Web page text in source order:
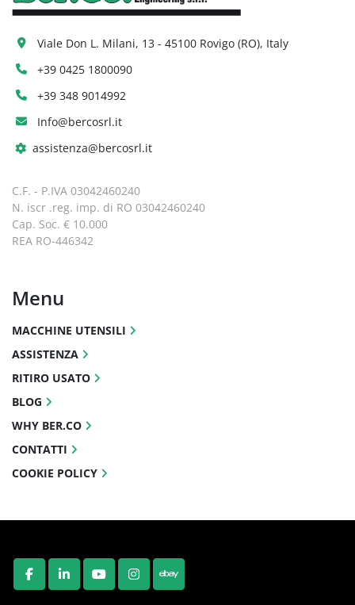
FACEBOOK
LINKEDINYOUTUBEINSTAGRAM
EBAY
Viale Don L. Milani, 13 - 45100 Rovigo (RO), Italy
+39 0425 1800090
+39 348 9014992
Info@bercosrl.it
assistenza@bercosrl.it
C.F. - P.IVA 03042460240
N. iscr .reg. imp. di RO 03042460240
Cap. Soc. € 10.000
REA RO-446342
Menu
MACCHINE UTENSILI
ASSISTENZA
RITIRO USATO
BLOG
WHY BER.CO
CONTATTI
COOKIE POLICY